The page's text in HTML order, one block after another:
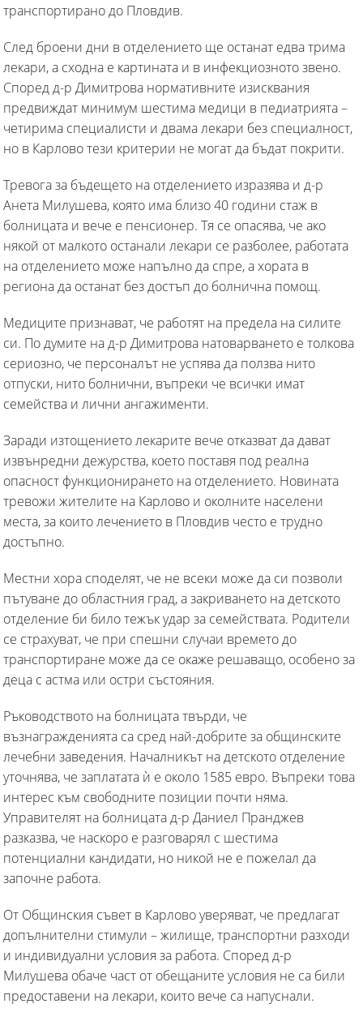
транспортирано до Пловдив.
След броени дни в отделението ще останат едва трима
лекари, а сходна е картината и в инфекциозното звено.
Според д-р Димитрова нормативните изисквания
предвиждат минимум шестима медици в педиатрията –
четирима специалисти и двама лекари без специалност,
но в Карлово тези критерии не могат да бъдат покрити.
Тревога за бъдещето на отделението изразява и д-р
Анета Милушева, която има близо 40 години стаж в
болницата и вече е пенсионер. Тя се опасява, че ако
някой от малкото останали лекари се разболее, работата
на отделението може напълно да спре, а хората в
региона да останат без достъп до болнична помощ.
Медиците признават, че работят на предела на силите
си. По думите на д-р Димитрова натоварването е толкова
сериозно, че персоналът не успява да ползва нито
отпуски, нито болнични, въпреки че всички имат
семейства и лични ангажименти.
Заради изтощението лекарите вече отказват да дават
извънредни дежурства, което поставя под реална
опасност функционирането на отделението. Новината
тревожи жителите на Карлово и околните населени
места, за които лечението в Пловдив често е трудно
достъпно.
Местни хора споделят, че не всеки може да си позволи
пътуване до областния град, а закриването на детското
отделение би било тежък удар за семействата. Родители
се страхуват, че при спешни случаи времето до
транспортиране може да се окаже решаващо, особено за
деца с астма или остри състояния.
Ръководството на болницата твърди, че
възнагражденията са сред най-добрите за общинските
лечебни заведения. Началникът на детското отделение
уточнява, че заплатата ѝ е около 1585 евро. Въпреки това
интерес към свободните позиции почти няма.
Управителят на болницата д-р Даниел Пранджев
разказва, че наскоро е разговарял с шестима
потенциални кандидати, но никой не е пожелал да
започне работа.
От Общинския съвет в Карлово уверяват, че предлагат
допълнителни стимули – жилище, транспортни разходи
и индивидуални условия за работа. Според д-р
Милушева обаче част от обещаните условия не са били
предоставени на лекари, които вече са напуснали.